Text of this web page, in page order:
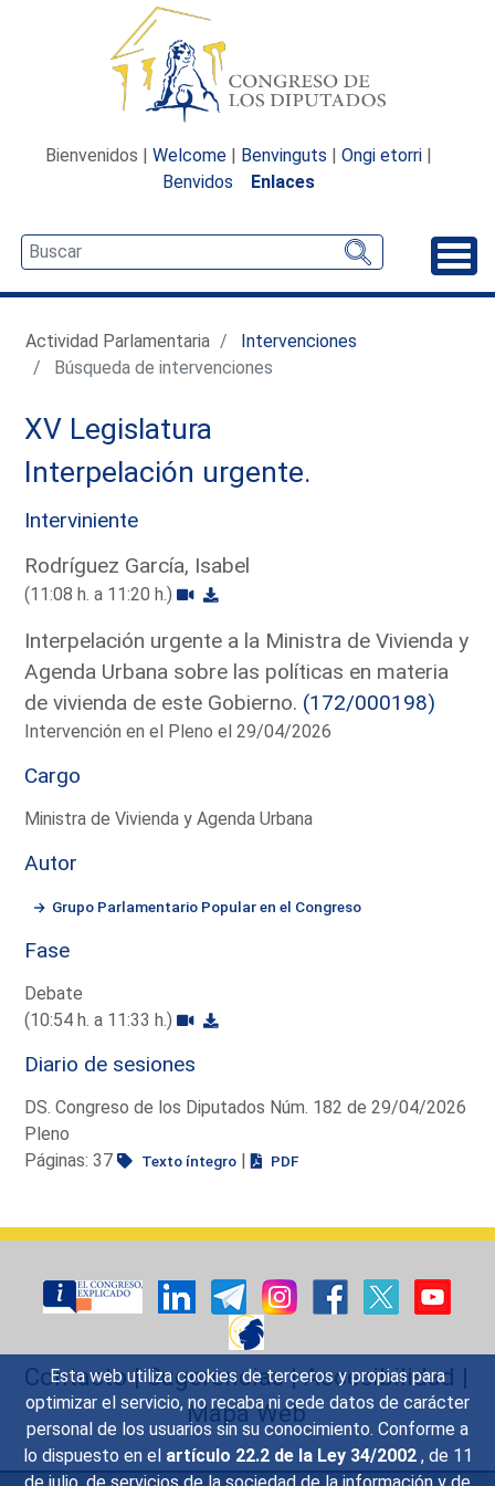
Esta web utiliza cookies de terceros y propias para
optimizar el servicio, no recaba ni cede datos de carácter
personal de los usuarios sin su conocimiento. Conforme a
lo dispuesto en el artículo 22.2 de la Ley 34/2002 , de 11
Bienvenidos | Welcome | Benvinguts | Ongi etorri |
Benvidos
Enlaces
Actividad Parlamentaria
Intervenciones
Búsqueda de intervenciones
XV Legislatura
Interpelación urgente.
Interviniente
Rodríguez García, Isabel
(11:08 h. a 11:20 h.)
Interpelación urgente a la Ministra de Vivienda y
Agenda Urbana sobre las políticas en materia
de vivienda de este Gobierno. (172/000198)
Intervención en el Pleno el 29/04/2026
Cargo
Ministra de Vivienda y Agenda Urbana
Autor
Grupo Parlamentario Popular en el Congreso
Fase
Debate
(10:54 h. a 11:33 h.)
Diario de sesiones
DS. Congreso de los Diputados Núm. 182 de 29/04/2026
Pleno
Páginas: 37
Texto íntegro | PDF
Contacto|Sugerencias|Accesibilidad |
Mapa Web